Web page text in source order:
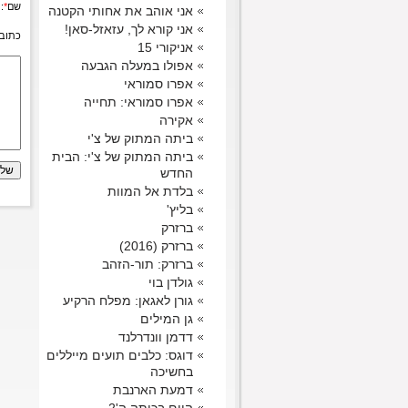
שם*
:
אני אוהב את אחותי הקטנה
אני קורא לך, עזאזל-סאן!
אניקורי 15
אפולו במעלה הגבעה
אפרו סמוראי
אפרו סמוראי: תחייה
אקירה
ביתה המתוק של צ'י
ביתה המתוק של צ'י: הבית
החדש
בלדת אל המוות
בליץ'
ברזרק
ברזרק (2016)
ברזרק: תור-הזהב
גולדן בוי
גורן לאגאן: מפלח הרקיע
גן המילים
דדמן וונדרלנד
דוגס: כלבים תועים מייללים
בחשיכה
דמעת הארנבת